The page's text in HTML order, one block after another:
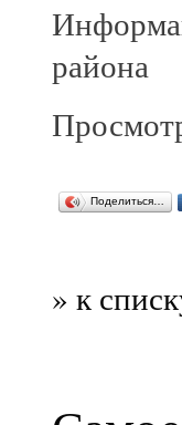
района
Поделиться…
» к